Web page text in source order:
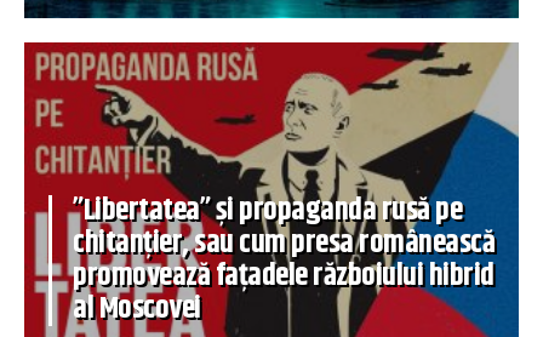
”Libertatea” și propaganda rusă pe
chitanțier, sau cum presa românească
promovează fațadele războiului hibrid
al Moscovei